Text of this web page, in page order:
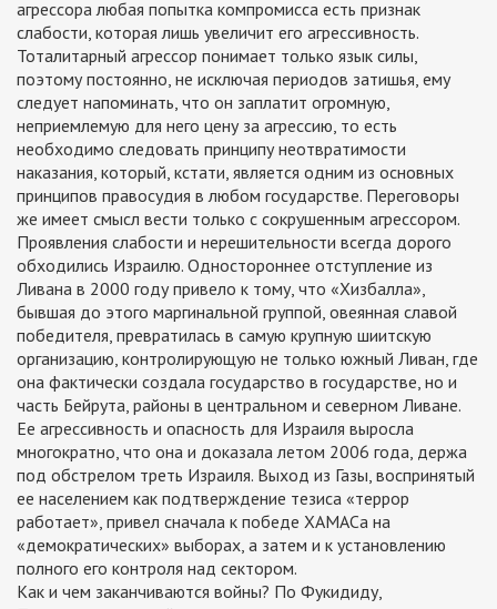
агрессора любая попытка компромисса есть признак
слабости, которая лишь увеличит его агрессивность.
Тоталитарный агрессор понимает только язык силы,
поэтому постоянно, не исключая периодов затишья, ему
следует напоминать, что он заплатит огромную,
неприемлемую для него цену за агрессию, то есть
необходимо следовать принципу неотвратимости
наказания, который, кстати, является одним из основных
принципов правосудия в любом государстве. Переговоры
же имеет смысл вести только с сокрушенным агрессором.
Проявления слабости и нерешительности всегда дорого
обходились Израилю. Одностороннее отступление из
Ливана в 2000 году привело к тому, что «Хизбалла»,
бывшая до этого маргинальной группой, овеянная славой
победителя, превратилась в самую крупную шиитскую
организацию, контролирующую не только южный Ливан, где
она фактически создала государство в государстве, но и
часть Бейрута, районы в центральном и северном Ливане.
Ее агрессивность и опасность для Израиля выросла
многократно, что она и доказала летом 2006 года, держа
под обстрелом треть Израиля. Выход из Газы, воспринятый
ее населением как подтверждение тезиса «террор
работает», привел сначала к победе ХАМАСа на
«демократических» выборах, а затем и к установлению
полного его контроля над сектором.
Как и чем заканчиваются войны? По Фукидиду,